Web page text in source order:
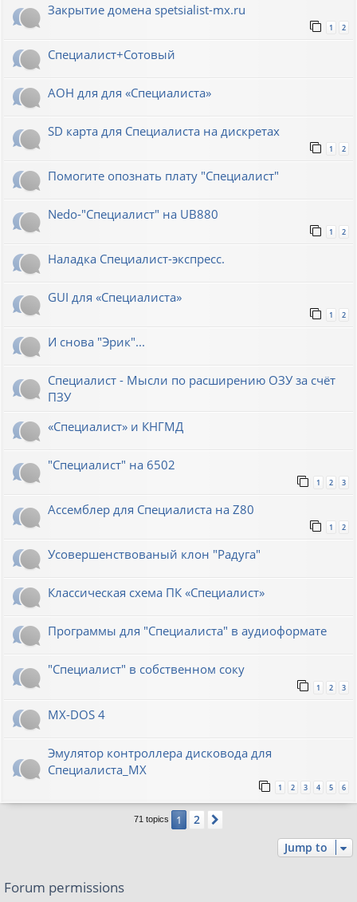
Закрытие домена spetsialist-mx.ru
1 2
Специалист+Сотовый
АОН для для «Специалиста»
SD карта для Cпециалиста на дискретах
1 2
Помогите опознать плату "Специалист"
Nedo-"Специалист" на UB880
1 2
Наладка Специалист-экспресс.
GUI для «Специалиста»
1 2
И снова "Эрик"...
Специалист - Мысли по расширению ОЗУ за счёт
ПЗУ
«Специалист» и КНГМД
"Специалист" на 6502
1 2 3
Ассемблер для Специалиста на Z80
1 2
Усовершенствованый клон "Радуга"
Классическая схема ПК «Специалист»
Программы для "Специалиста" в аудиоформате
"Специалист" в собственном соку
1 2 3
MX-DOS 4
Эмулятор контроллера дисковода для
Специалиста_МХ
1 2 3 4 5 6
71 topics 1 2
Jump to
Forum permissions